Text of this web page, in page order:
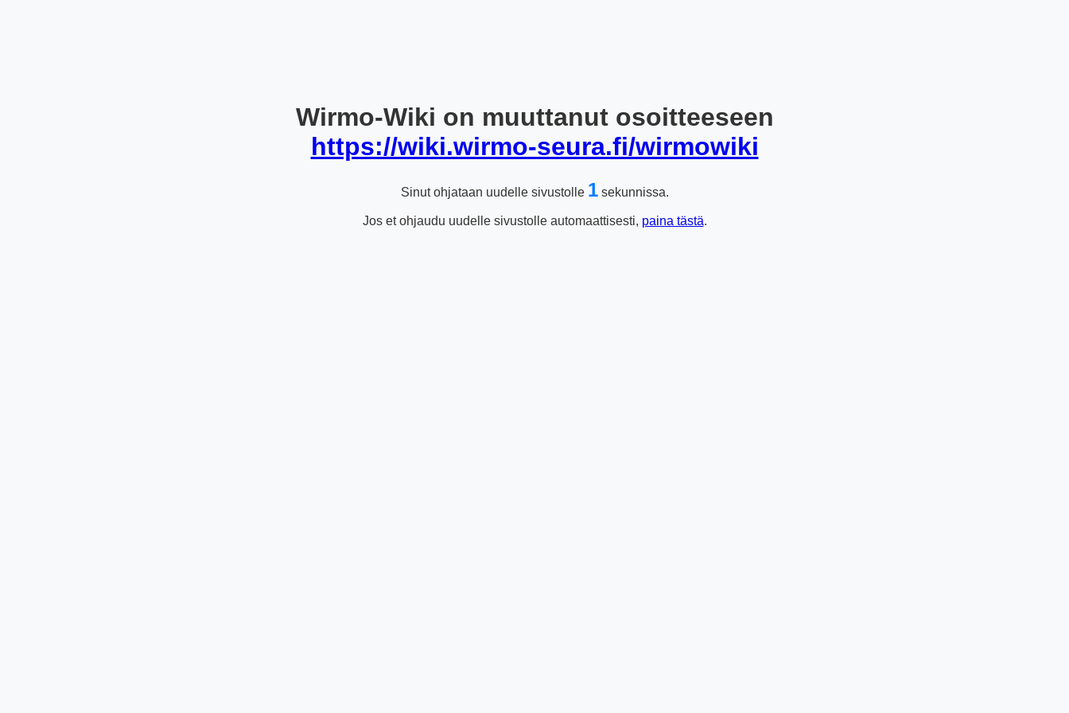
Wirmo-Wiki on muuttanut osoitteeseen
https://wiki.wirmo-seura.fi/wirmowiki
Sinut ohjataan uudelle sivustolle 1sekunnissa.
Jos et ohjaudu uudelle sivustolle automaattisesti, paina tästä.